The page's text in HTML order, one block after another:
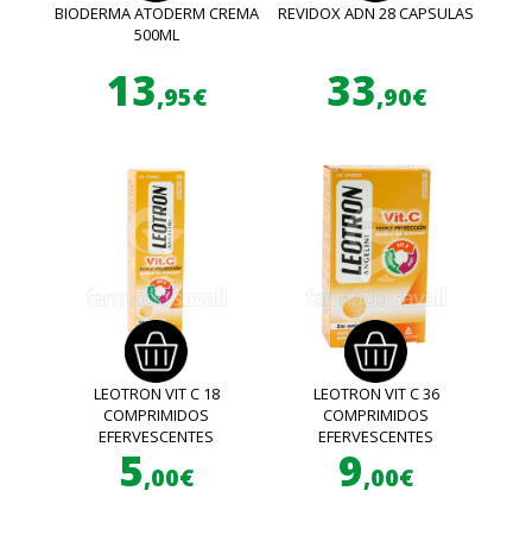
BIODERMA ATODERM CREMA
500ML
13,95€
REVIDOX ADN 28 CAPSULAS
33,90€
LEOTRON VIT C 18
COMPRIMIDOS
EFERVESCENTES
5,00€
LEOTRON VIT C 36
COMPRIMIDOS
EFERVESCENTES
9,00€